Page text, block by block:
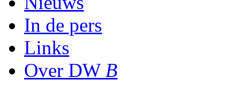
In de pers
Links
Over DW B